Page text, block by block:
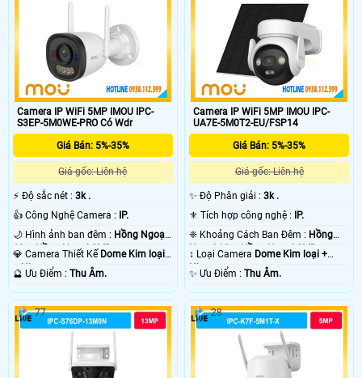
Camera IP WiFi 5MP IMOU IPC-
S3EP-5M0WE-PRO Có Wdr
Giá Bán: 5%-35%
Giá gốc: Liên hệ
️⚡ Độ sắc nét : 3k .
👍 Công Nghệ Camera : IP.
🌙 Hình ảnh ban đêm : Hồng Ngoại
10m Hồng Ngoại SMD.
💎 Camera Thiết Kế Dome Kim loại
+ Nhựa.
️🔮 Ưu Điểm : Thu Âm.
Camera IP WiFi 5MP IMOU IPC-
UA7E-5M0T2-EU/FSP14
Giá Bán: 5%-35%
Giá gốc: Liên hệ
✨ Độ Phân giải :3k .
⚜️ Tích hợp công nghệ : IP.
❈ Khoảng Cách Ban Đêm : Hồng
Ngoại 10m Hồng Ngoại SMD.
↕️ Loại Camera Dome Kim loại +
Nhựa.
️✨ Ưu Điểm :Thu Âm.
77 28